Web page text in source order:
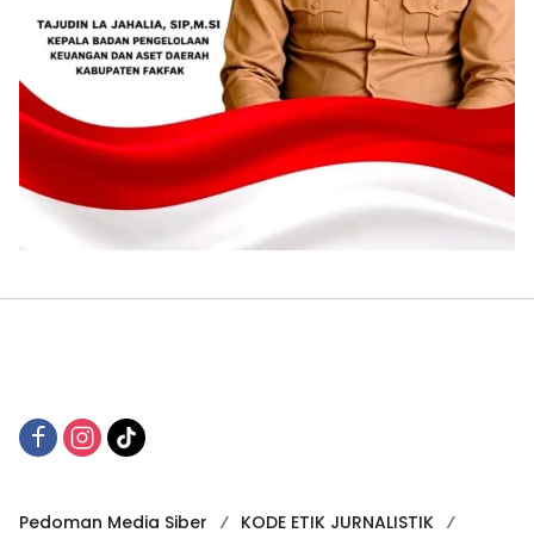
Pedoman Media Siber KODE ETIK JURNALISTIK